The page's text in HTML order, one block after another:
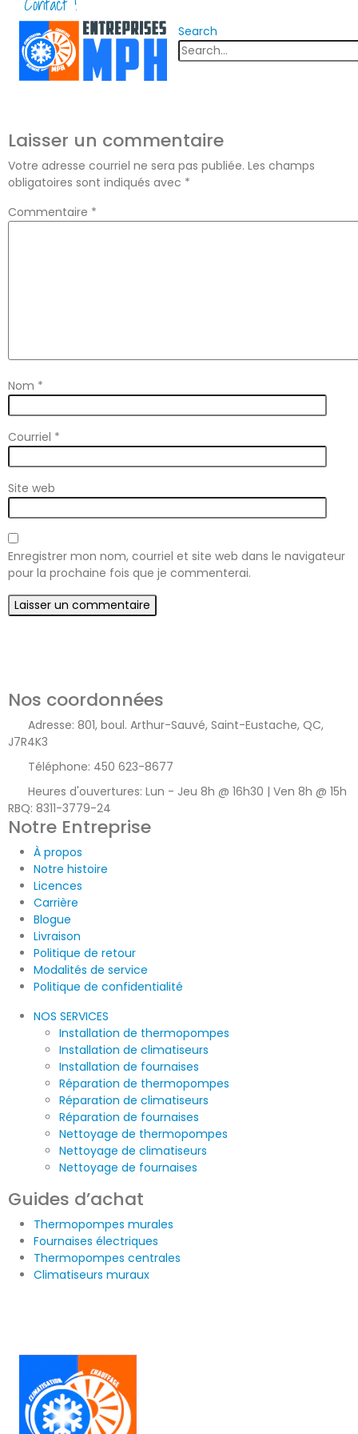
Search
Laisser un commentaire
Votre adresse courriel ne sera pas publiée. Les champs
obligatoires sont indiqués avec *
Commentaire *
Nom *
Courriel *
Site web
Enregistrer mon nom, courriel et site web dans le navigateur
pour la prochaine fois que je commenterai.
Nos coordonnées
Adresse: 801, boul. Arthur-Sauvé, Saint-Eustache, QC,
J7R4K3
Téléphone: 450 623-8677
Heures d'ouvertures: Lun - Jeu 8h @ 16h30 | Ven 8h @ 15h
RBQ: 8311-3779-24
Notre Entreprise
À propos
Notre histoire
Licences
Carrière
Blogue
Livraison
Politique de retour
Modalités de service
Politique de confidentialité
NOS SERVICES
Installation de thermopompes
Installation de climatiseurs
Installation de fournaises
Réparation de thermopompes
Réparation de climatiseurs
Réparation de fournaises
Nettoyage de thermopompes
Nettoyage de climatiseurs
Nettoyage de fournaises
Guides d’achat
Thermopompes murales
Fournaises électriques
Thermopompes centrales
Climatiseurs muraux